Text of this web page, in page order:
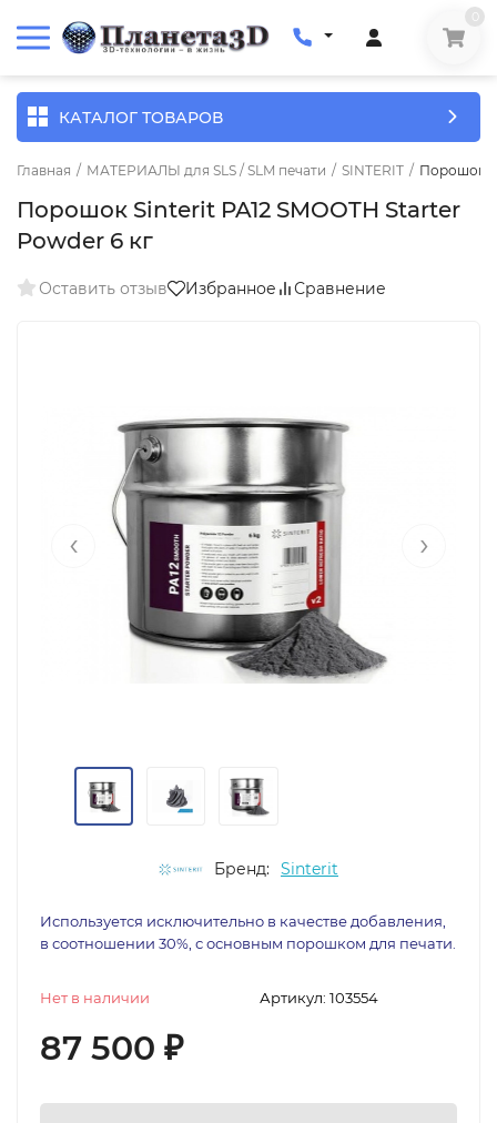
КАТАЛОГ ТОВАРОВ
Главная / МАТЕРИАЛЫ для SLS / SLM печати / SINTERIT / Порошок
Порошок Sinterit PA12 SMOOTH Starter
Powder 6 кг
Оставить отзыв Избранное Сравнение
‹ ›
Бренд: Sinterit
Используется исключительно в качестве добавления,
в соотношении 30%, с основным порошком для печати.
Артикул: 103554
Нет в наличии
87 500 ₽